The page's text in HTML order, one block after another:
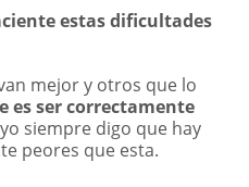
estas dificultades
mejor y otros que lo
es ser correctamente
siempre digo que hay
peores que esta.